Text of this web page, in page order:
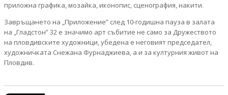
приложна графика, мозайка, иконопис, сценография, накити.
Завръщането на „Приложение” след 10-годишна пауза в залата
на „Гладстон” 32 е значимо арт събитие не само за Дружеството
на пловдивските художници, убедена е неговият председател,
художничката Снежана Фурнаджиева, а и за културния живот на
Пловдив.